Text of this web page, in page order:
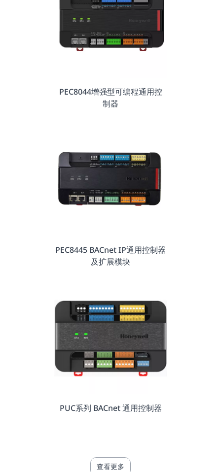
PEC8044增强型可编程通用控
制器
PEC8445 BACnet IP通用控制器
及扩展模块
PUC系列 BACnet 通用控制器
查看更多